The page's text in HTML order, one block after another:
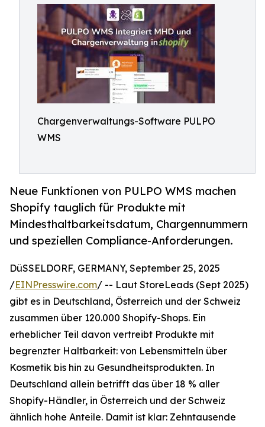
Chargenverwaltungs-Software PULPO
WMS
Neue Funktionen von PULPO WMS machen
Shopify tauglich für Produkte mit
Mindesthaltbarkeitsdatum, Chargennummern
und speziellen Compliance-Anforderungen.
DüSSELDORF, GERMANY, September 25, 2025
/EINPresswire.com/ -- Laut StoreLeads (Sept 2025)
gibt es in Deutschland, Österreich und der Schweiz
zusammen über 120.000 Shopify-Shops. Ein
erheblicher Teil davon vertreibt Produkte mit
begrenzter Haltbarkeit: von Lebensmitteln über
Kosmetik bis hin zu Gesundheitsprodukten. In
Deutschland allein betrifft das über 18 % aller
Shopify-Händler, in Österreich und der Schweiz
ähnlich hohe Anteile. Damit ist klar: Zehntausende